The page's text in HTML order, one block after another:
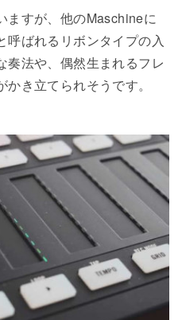
ますが、他のMaschineに
呼ばれるリボンタイプの入
奏法や、偶然生まれるフレ
き立てられそうです。